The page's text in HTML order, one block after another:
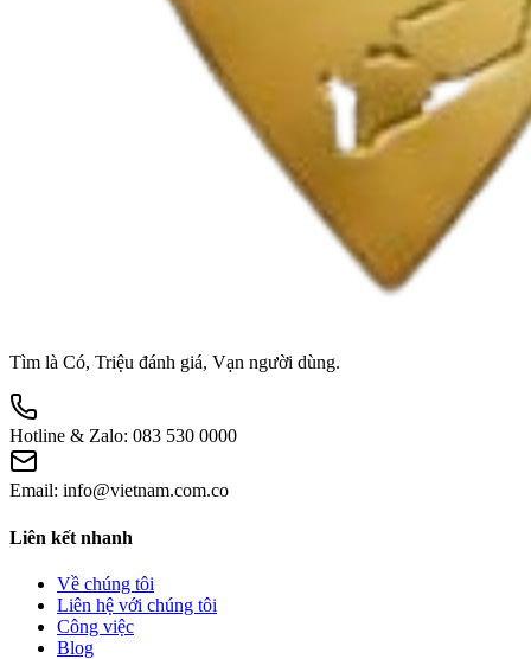
Tìm là Có, Triệu đánh giá, Vạn người dùng.
Hotline & Zalo: 083 530 0000
Email: info@vietnam.com.co
Liên kết nhanh
Về chúng tôi
Liên hệ với chúng tôi
Công việc
Blog